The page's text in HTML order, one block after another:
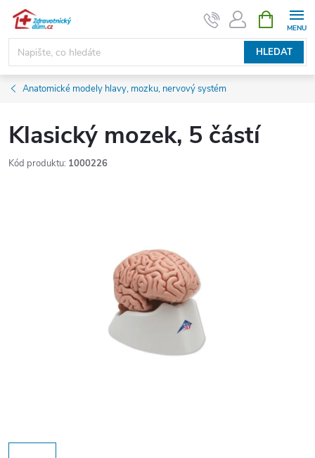
Přejít
obsah
HLEDAT
NÁKUPNÍ
KOŠÍK
Anatomické modely hlavy, mozku, nervový systém
Klasický mozek, 5 částí
Kód produktu: 1000226